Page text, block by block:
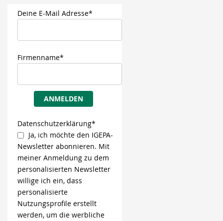
Deine E-Mail Adresse*
Firmenname*
ANMELDEN
Datenschutzerklärung*
Ja, ich möchte den IGEPA-
Newsletter abonnieren. Mit
meiner Anmeldung zu dem
personalisierten Newsletter
willige ich ein, dass
personalisierte
Nutzungsprofile erstellt
werden, um die werbliche